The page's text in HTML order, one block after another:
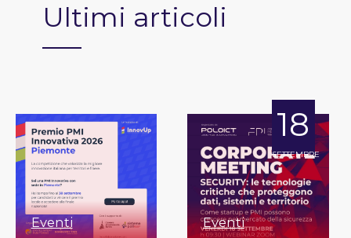
Ultimi articoli
Eventi
18
SETTEMBRE
Eventi